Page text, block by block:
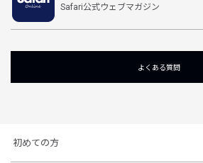
Safari公式ウェブマガジン
よくある質問
初めての方